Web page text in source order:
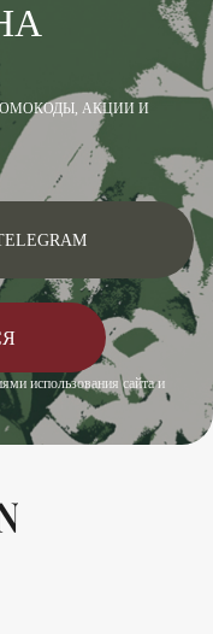
АКЦИИ И
использования сайта и